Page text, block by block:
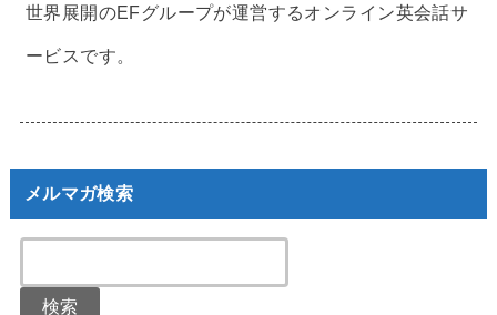
世界展開のEFグループが運営するオンライン英会話サ
ービスです。
メルマガ検索